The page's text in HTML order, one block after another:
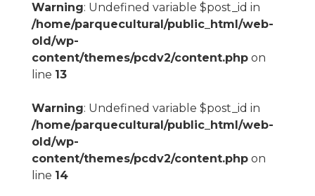
Warning: Undefined variable $post_id in
/home/parquecultural/public_html/web-
old/wp-
content/themes/pcdv2/content.phpon
line 13
Warning: Undefined variable $post_id in
/home/parquecultural/public_html/web-
old/wp-
content/themes/pcdv2/content.phpon
line 14